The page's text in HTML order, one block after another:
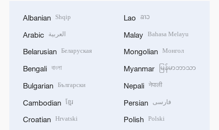
Albanian Shqip
Arabic العربية
Belarusian Беларуская
Bengali বাংলা
Bulgarian Български
Cambodian ខ្មែរ
Croatian Hrvatski
Lao ລາວ
Malay Bahasa Melayu
Mongolian Монгол
Myanmar မြန်မာဘာသာ
Nepali नेपाली
Persian فارسی
Polish Polski